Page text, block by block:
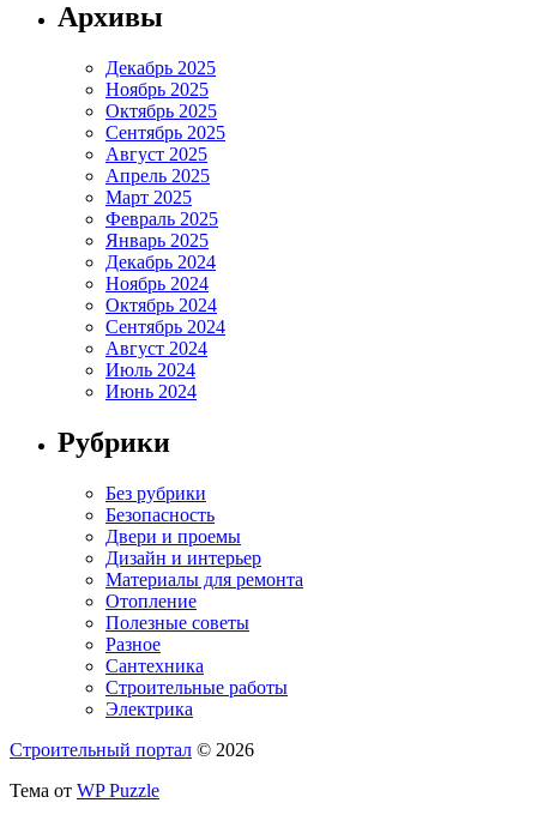
Архивы
Декабрь 2025
Ноябрь 2025
Октябрь 2025
Сентябрь 2025
Август 2025
Апрель 2025
Март 2025
Февраль 2025
Январь 2025
Декабрь 2024
Ноябрь 2024
Октябрь 2024
Сентябрь 2024
Август 2024
Июль 2024
Июнь 2024
Рубрики
Без рубрики
Безопасность
Двери и проемы
Дизайн и интерьер
Материалы для ремонта
Отопление
Полезные советы
Разное
Сантехника
Строительные работы
Электрика
Строительный портал © 2026
Тема от WP Puzzle